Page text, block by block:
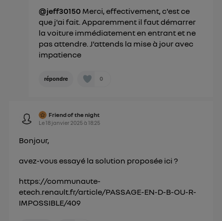
@jeff30150 Merci, effectivement, c'est ce
que j'ai fait. Apparemment il faut démarrer
la voiture immédiatement en entrant et ne
pas attendre. J'attends la mise à jour avec
impatience
répondre 0
Friend of the night
Le18 janvier 2025à18:25
Bonjour,
avez-vous essayé la solution proposée ici ?
https://communaute-
etech.renault.fr/article/PASSAGE-EN-D-B-OU-R-
IMPOSSIBLE/409